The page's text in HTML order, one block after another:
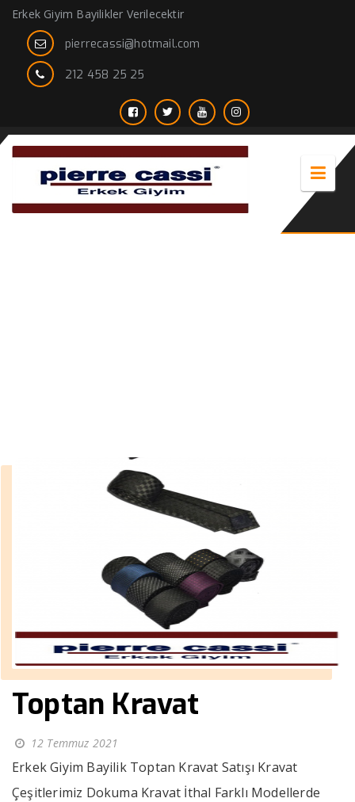
Erkek Giyim Bayilikler Verilecektir
pierrecassi@hotmail.com
212 458 25 25
Toptan Kravat
12 Temmuz 2021
Erkek Giyim Bayilik Toptan Kravat Satışı Kravat
Çeşitlerimiz Dokuma Kravat İthal Farklı Modellerde